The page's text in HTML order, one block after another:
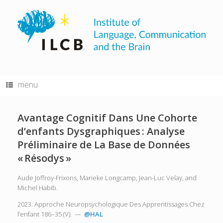
content
menu
Avantage Cognitif Dans Une Cohorte
d’enfants Dysgraphiques : Analyse
Préliminaire de La Base de Données
« Résodys »
Aude Joffroy-Frixons, Marieke Longcamp, Jean-Luc Velay, and
Michel Habib.
2023. Approche Neuropsychologique Des Apprentissages Chez
l’enfant 186–35 (V). — @HAL